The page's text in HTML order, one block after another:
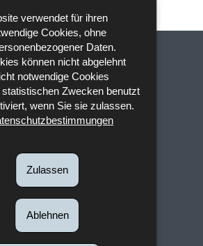
verwendet für ihren
Cookies, ohne
Daten.
können nicht abgelehnt
notwendige Cookies
Zwecken benutzt
wenn Sie sie zulassen.
Zulassen
Ablehnen
am15/07/2020
Arbeitsplatz